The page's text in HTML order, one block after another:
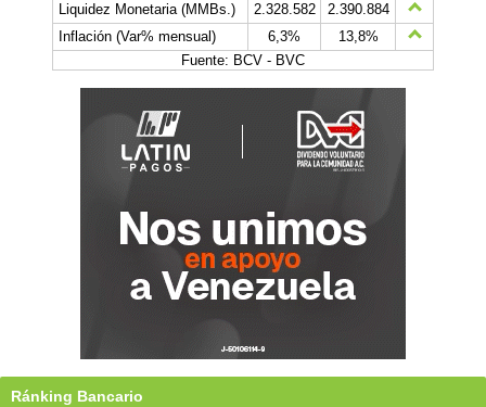
Liquidez Monetaria (MMBs.)
2.328.582
2.390.884
Inflación (Var% mensual)
6,3%
13,8%
Fuente: BCV - BVC
Ránking Bancario